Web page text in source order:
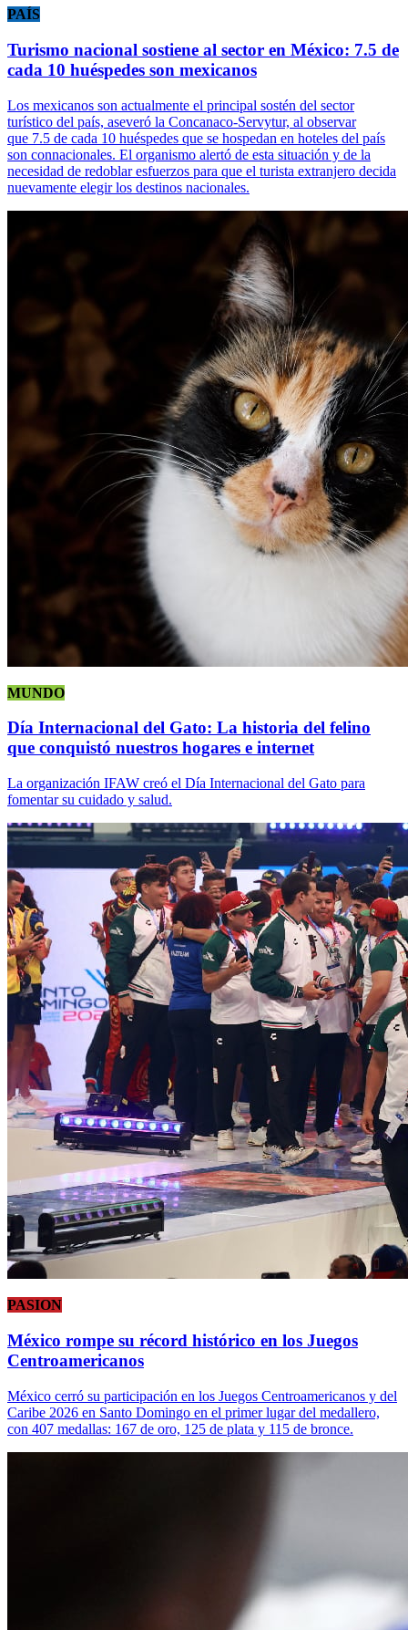
PAÍS
Turismo nacional sostiene al sector en México: 7.5 de
cada 10 huéspedes son mexicanos
Los mexicanos son actualmente el principal sostén del sector
turístico del país, aseveró la Concanaco-Servytur, al observar
que 7.5 de cada 10 huéspedes que se hospedan en hoteles del país
son connacionales. El organismo alertó de esta situación y de la
necesidad de redoblar esfuerzos para que el turista extranjero decida
nuevamente elegir los destinos nacionales.
MUNDO
Día Internacional del Gato: La historia del felino
que conquistó nuestros hogares e internet
La organización IFAW creó el Día Internacional del Gato para
fomentar su cuidado y salud.
PASION
México rompe su récord histórico en los Juegos
Centroamericanos
México cerró su participación en los Juegos Centroamericanos y del
Caribe 2026 en Santo Domingo en el primer lugar del medallero,
con 407 medallas: 167 de oro, 125 de plata y 115 de bronce.